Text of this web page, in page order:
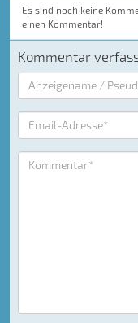
Es sind noch keine
einen Kommentar!
Kommentar